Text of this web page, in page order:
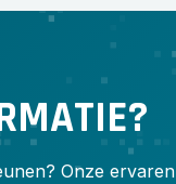
Onze ervaren